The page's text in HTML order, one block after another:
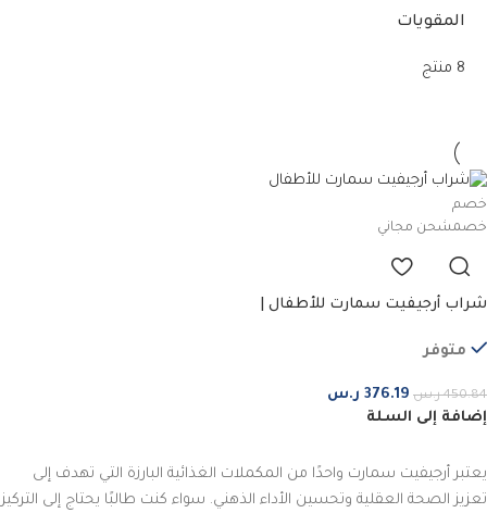
المقويات
8 منتج
خصم
خصمشحن مجاني
شراب أرجيفيت سمارت للأطفال |
متوفر
450.84 ر.س 376.19 ر.س
إضافة إلى السلة
يعتبر أرجيفيت سمارت واحدًا من المكملات الغذائية البارزة التي تهدف إلى
تعزيز الصحة العقلية وتحسين الأداء الذهني. سواء كنت طالبًا يحتاج إلى التركيز